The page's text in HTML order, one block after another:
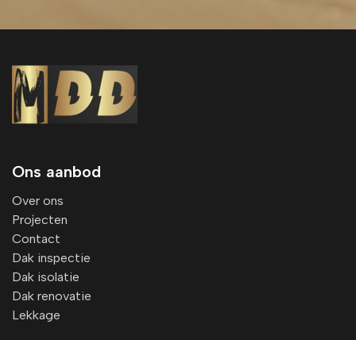
Ons aanbod
Over ons
Projecten
Contact
Dak inspectie
Dak isolatie
Dak renovatie
Lekkage